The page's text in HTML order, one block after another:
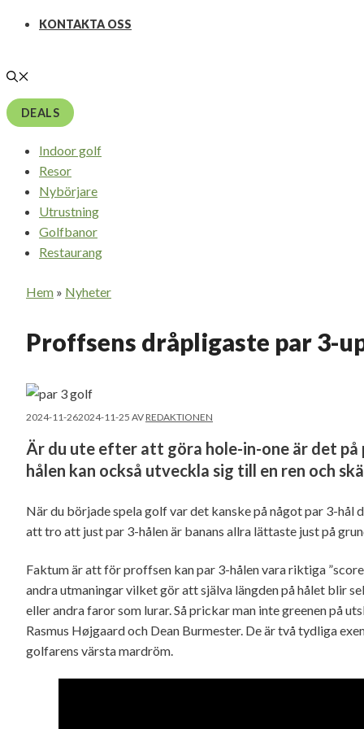
KONTAKTA OSS
DEALS
Indoor golf
Resor
Nybörjare
Utrustning
Golfbanor
Restaurang
Hem » Nyheter
Proffsens dråpligaste par 3-
2024-11-262024-11-25 AVREDAKTIONEN
Är du ute efter att göra hole-in-one är det på
hålen kan också utveckla sig till en ren och
När du började spela golf var det kanske på något par 3-
att tro att just par 3-hålen är banans allra lättaste just på
Faktum är att för proffsen kan par 3-hålen vara riktiga
andra utmaningar vilket gör att själva längden på hålet blir
eller andra faror som lurar. Så prickar man inte greenen på
Rasmus Højgaard och Dean Burmester. De är två tydliga
golfarens värsta mardröm.